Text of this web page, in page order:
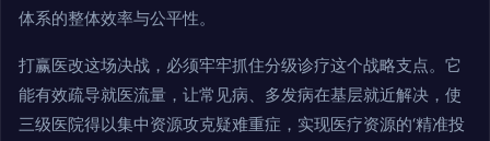
体系的整体效率与公平性。
打赢医改这场决战，必须牢牢抓住分级诊疗这个战略支点。它
能有效疏导就医流量，让常见病、多发病在基层就近解决，使
三级医院得以集中资源攻克疑难重症，实现医疗资源的‘精准投